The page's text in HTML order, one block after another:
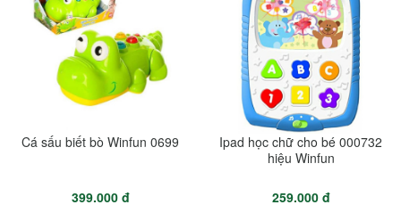
Cá sấu biết bò Winfun 0699
399.000 đ
Ipad học chữ cho bé 000732
hiệu Winfun
259.000 đ